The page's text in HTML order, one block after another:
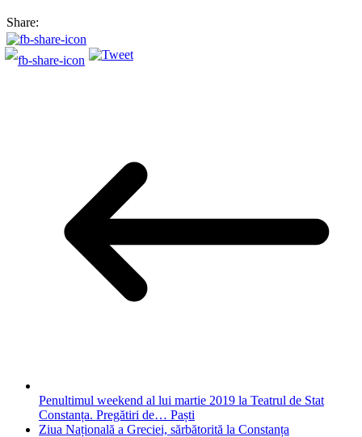
Share:
Penultimul weekend al lui martie 2019 la Teatrul de Stat
Constanța. Pregătiri de… Paști
Ziua Națională a Greciei, sărbătorită la Constanța